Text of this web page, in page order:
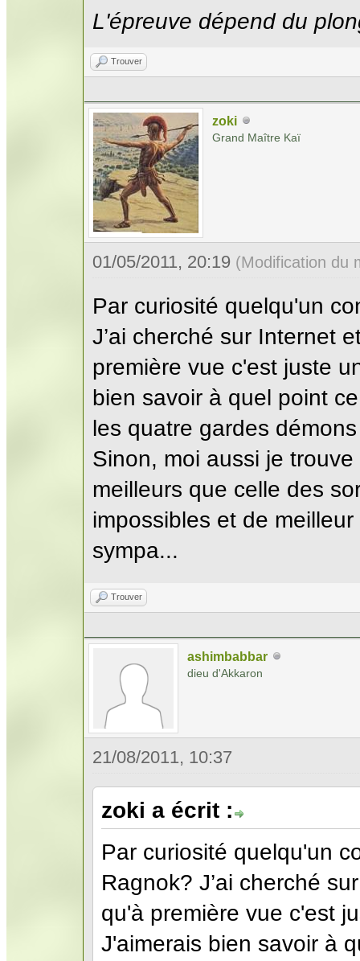
L'épreuve dépend du
Trouver
zoki
Grand Maître Kaï
01/05/2011, 20:19 (Modification du
Par curiosité quelqu'un
J’ai cherché sur Internet
première vue c'est juste
bien savoir à quel point
les quatre gardes
Sinon, moi aussi je
meilleurs que celle des
impossibles et de
sympa...
Trouver
ashimbabbar
dieu d'Akkaron
21/08/2011, 10:37
zoki a écrit :
Par curiosité quelqu'un
Ragnok? J’ai cherché
qu'à première vue c'est
J'aimerais bien savoir à